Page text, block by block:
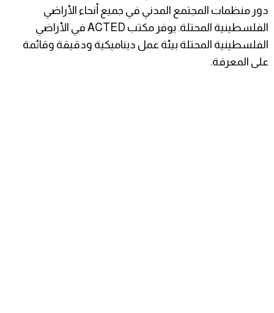
دور منظمات المجتمع المدني في جميع أنحاء الأراضي
الفلسطينية المحتلة. يوفر مكتب ACTED في الأراضي
الفلسطينية المحتلة بيئة عمل ديناميكية ودقيقة وقائمة
على المعرفة.